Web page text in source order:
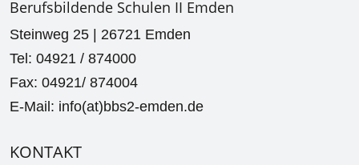
Berufsbildende Schulen II Emden
Steinweg 25 | 26721 Emden
Tel: 04921 / 874000
Fax: 04921/ 874004
E-Mail: info(at)bbs2-emden.de
KONTAKT